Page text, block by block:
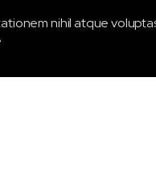
nihil atque